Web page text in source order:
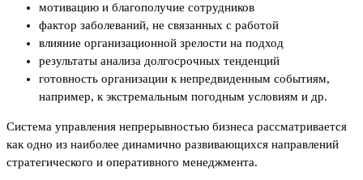
мотивацию и благополучие сотрудников
фактор заболеваний, не связанных с работой
влияние организационной зрелости на подход
результаты анализа долгосрочных тенденций
готовность организации к непредвиденным событиям,
например, к экстремальным погодным условиям и др.
Система управления непрерывностью бизнеса рассматривается
как одно из наиболее динамично развивающихся направлений
стратегического и оперативного менеджмента.